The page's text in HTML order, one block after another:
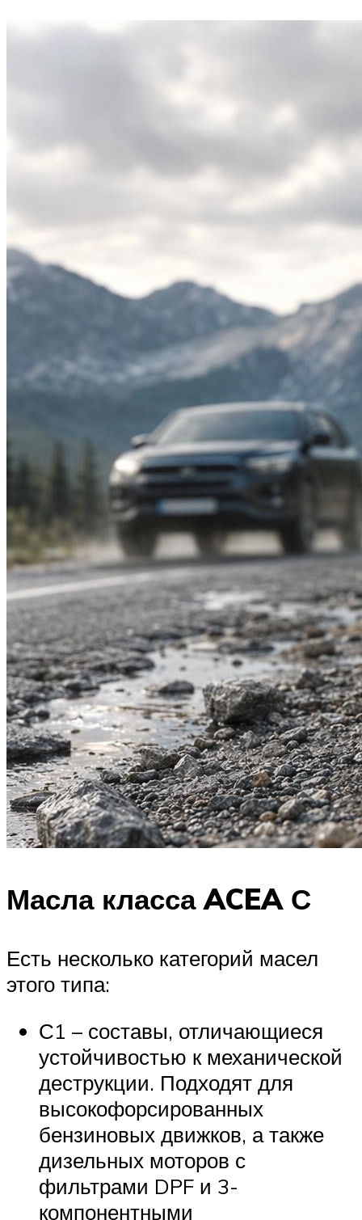
Масла класса ACEA С
Есть несколько категорий масел
этого типа:
С1 – составы, отличающиеся
устойчивостью к механической
деструкции. Подходят для
высокофорсированных
бензиновых движков, а также
дизельных моторов с
фильтрами DPF и 3-
компонентными